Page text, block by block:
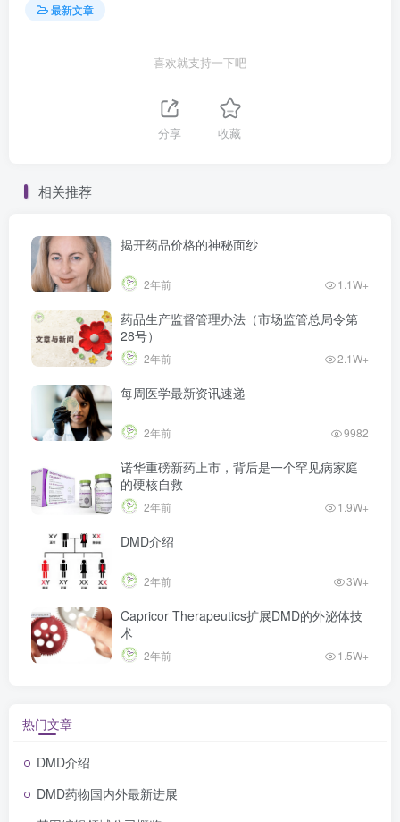
最新文章
喜欢就支持一下吧
分享 收藏
相关推荐
揭开药品价格的神秘面纱
2年前 1.1W+
药品生产监督管理办法（市场监管总局令第
28号）
2年前 2.1W+
每周医学最新资讯速递
2年前 9982
诺华重磅新药上市，背后是一个罕见病家庭
的硬核自救
2年前 1.9W+
DMD介绍
2年前 3W+
Capricor Therapeutics扩展DMD的外泌体技
术
2年前 1.5W+
热门文章
DMD介绍
DMD药物国内外最新进展